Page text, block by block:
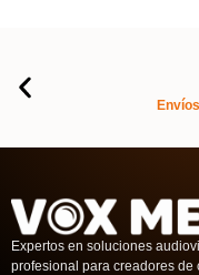
Expertos en soluciones
profesional para creadores de